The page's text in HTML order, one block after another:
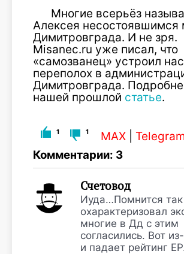
Многие всерьёз
Алексея несостоявшимся
Димитровграда. И не зря.
Misanec.ru уже писал, что
«самозванец» устроил
переполох в
Димитровграда.
нашей прошлой статье.
1 1 MAX Telegram
Комментарии: 3
Счетовод
Иуда…Помнится так
охарактеризовал
многие в Дд с этим
согласились. Вот
и падает рейтинг